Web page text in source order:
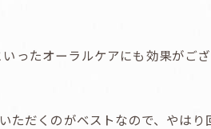
ったオーラルケアにも効果がござ
だくのがベストなので、やはり